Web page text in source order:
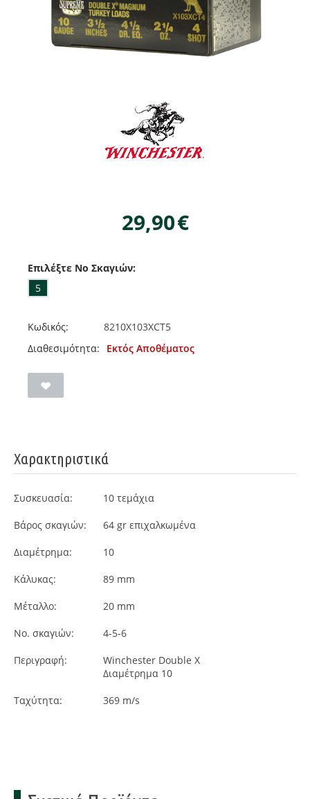
29,90€
Επιλέξτε No Σκαγιών:
5
Κωδικός:
8210X103XCT5
Διαθεσιμότητα:
Εκτός Αποθέματος
Χαρακτηριστικά
Συσκευασία: 10 τεμάχια
Βάρος σκαγιών: 64 gr επιχαλκωμένα
Διαμέτρημα: 10
Κάλυκας: 89 mm
Μέταλλο: 20 mm
Νο. σκαγιών: 4-5-6
Περιγραφή:
Winchester Double X
Διαμέτρημα 10
Ταχύτητα: 369 m/s